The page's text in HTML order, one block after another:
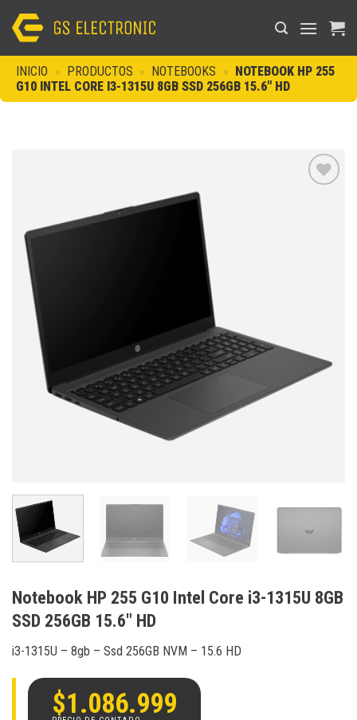
INICIO » PRODUCTOS » NOTEBOOKS » NOTEBOOK HP 255
G10 INTEL CORE I3-1315U 8GB SSD 256GB 15.6″ HD
Notebook HP 255 G10 Intel Core i3-1315U 8GB
SSD 256GB 15.6″ HD
i3-1315U – 8gb – Ssd 256GB NVM – 15.6 HD
$1.086.999